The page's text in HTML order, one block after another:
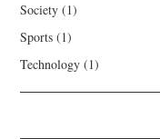
Society (1)
Sports (1)
Technology (1)